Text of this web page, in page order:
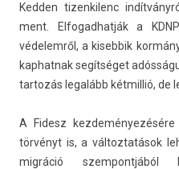
Kedd­en tizen­kilenc
ment. El­fogad­hatják a
védelem­ről, a kiseb­bik
kap­hatnak segítséget
tar­tozás legalább két­millió, de
A Fidesz
törvényt is, a vál­toztatások
migráció szem­pontjából